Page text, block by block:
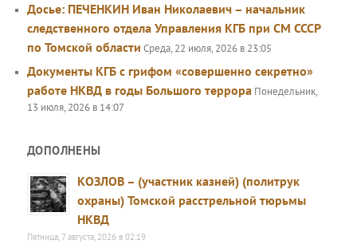
Досье: ПЕЧЕНКИН Иван Николаевич – начальник
следственного отдела Управления КГБ при СМ СССР
по Томской области Среда, 22 июля, 2026 в 23:05
Документы КГБ с грифом «совершенно секретно»
работе НКВД в годы Большого террора Понедельник,
13 июля, 2026 в 14:07
ДОПОЛНЕНЫ
КОЗЛОВ – (участник казней) (политрук
охраны) Томской расстрельной тюрьмы
НКВД
Пятница, 7 августа, 2026 в 02:19